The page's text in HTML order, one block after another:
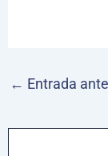
← Entrada